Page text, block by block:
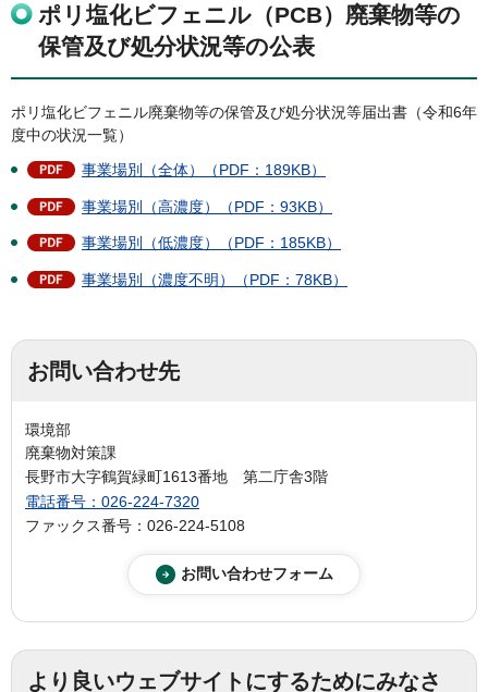
ポリ塩化ビフェニル（PCB）廃棄物等の
保管及び処分状況等の公表
ポリ塩化ビフェニル廃棄物等の保管及び処分状況等届出書（令和6年
度中の状況一覧）
事業場別（全体）（PDF：189KB）
事業場別（高濃度）（PDF：93KB）
事業場別（低濃度）（PDF：185KB）
事業場別（濃度不明）（PDF：78KB）
お問い合わせ先
環境部
廃棄物対策課
長野市大字鶴賀緑町1613番地 第二庁舎3階
電話番号：026-224-7320
ファックス番号：026-224-5108
より良いウェブサイトにするためにみなさ